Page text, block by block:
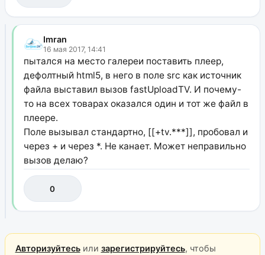
Imran
16 мая 2017, 14:41
пытался на место галереи поставить плеер,
дефолтный html5, в него в поле src как источник
файла выставил вызов fastUploadTV. И почему-
то на всех товарах оказался один и тот же файл в
плеере.
Поле вызывал стандартно, [[+tv.***]], пробовал и
через + и через *. Не канает. Может неправильно
вызов делаю?
0
Авторизуйтесьили зарегистрируйтесь, чтобы